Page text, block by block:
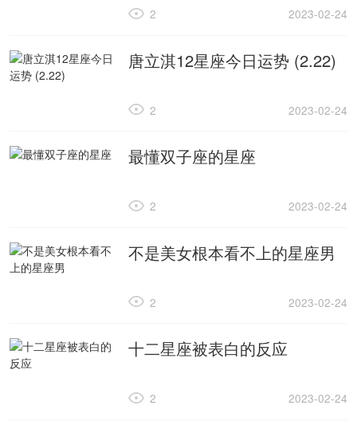
2023-02-24
2
唐立淇12星座今日运势 (2.22)
2023-02-24
2
最懂双子座的星座
2023-02-24
2
不是美女根本看不上的星座男
2023-02-24
2
十二星座被表白的反应
2023-02-24
2